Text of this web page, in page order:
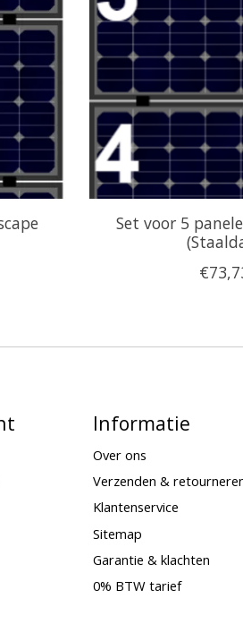
Set voor 5
Informatie
Over ons
Verzenden &
Klantenservice
Sitemap
Garantie & klachten
0% BTW tarief